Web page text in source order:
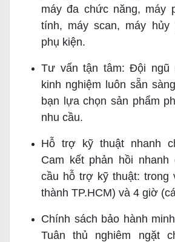
máy đa chức năng, máy
tính, máy scan, máy hủy
phụ kiện.
Tư vấn tận tâm: Đội ngũ
kinh nghiệm luôn sẵn
bạn lựa chọn sản phẩm
nhu cầu.
Hỗ trợ kỹ thuật nhanh
Cam kết phản hồi nhanh
cầu hỗ trợ kỹ thuật: trong
thành TP.HCM) và 4 giờ
Chính sách bảo hành
Tuân thủ nghiêm ngặt